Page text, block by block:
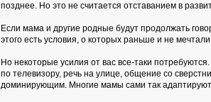
позднее. Но это не считается отставанием в
Если мама и другие родные будут продолжать
этого есть условия, о которых раньше и не
Но некоторые усилия от вас все-таки
по телевизору, речь на улице, общение со
доминирующим. Многие мамы сами так